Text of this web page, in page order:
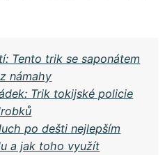
Tento trik se saponátem
námahy
Trik tokijské policie
po dešti nejlepším
a jak toho využít